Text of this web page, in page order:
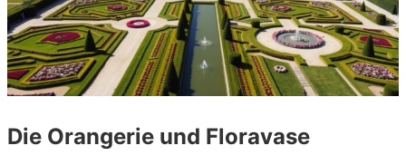
Die Orangerie und Floravase